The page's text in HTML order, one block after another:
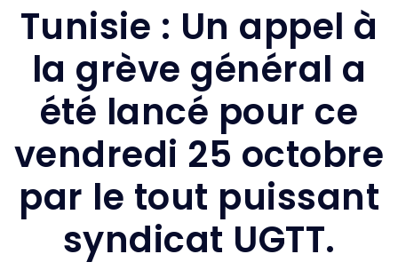
Tunisie : Un appel à
la grève général a
été lancé pour ce
vendredi 25 octobre
par le tout puissant
syndicat UGTT.